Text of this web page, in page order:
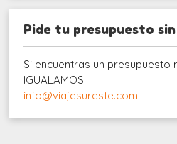
Pide tu presupuesto
Si encuentras un presupuesto
IGUALAMOS!
info@viajesureste.com